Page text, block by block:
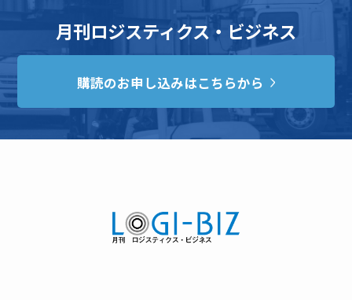
月刊ロジスティクス・ビジネス
購読のお申し込みはこちらから